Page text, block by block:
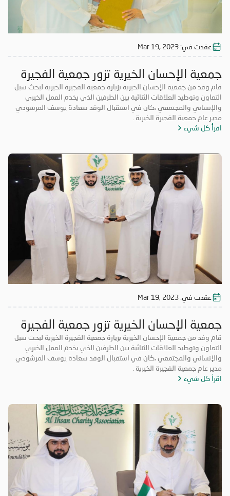
عقدت في: Mar 19, 2023
جمعية الإحسان الخيرية تزور جمعية الفجيرة
الخيرية
قام وفد من جمعية الإحسان الخيرية بزيارة جمعية الفجيرة الخيرية لبحث سبل
التعاون وتوطيد العلاقات الثنائية بين الطرفين الذي يخدم العمل الخيري
والإنساني والمجتمعي ،كان في استقبال الوفد سعادة يوسف المرشودي
مدير عام جمعية الفجيرة الخيرية .
اقرأ كل شيء
عقدت في: Mar 19, 2023
جمعية الإحسان الخيرية تزور جمعية الفجيرة
الخيرية
قام وفد من جمعية الإحسان الخيرية بزيارة جمعية الفجيرة الخيرية لبحث سبل
التعاون وتوطيد العلاقات الثنائية بين الطرفين الذي يخدم العمل الخيري
والإنساني والمجتمعي ،كان في استقبال الوفد سعادة يوسف المرشودي
مدير عام جمعية الفجيرة الخيرية .
اقرأ كل شيء